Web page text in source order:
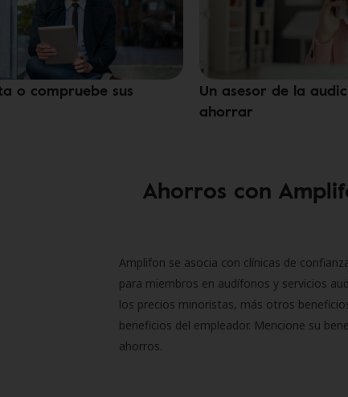
o compruebe sus
Un asesor de la
ahorrar
Ahorros con
Amplifon se asocia con clínicas de
para miembros en audífonos y servicios
los precios minoristas, más otros
beneficios del empleador. Mencione su
ahorros.